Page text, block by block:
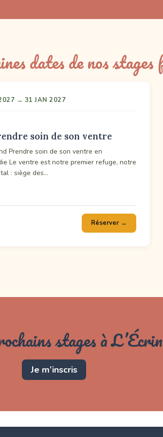
dates de nos stages
→ 31 JAN 2027
soin de son ventre
Prendre soin de son ventre en
Le ventre est notre premier refuge, notre
: siège des…
Réserver →
stages à
Je m’inscris